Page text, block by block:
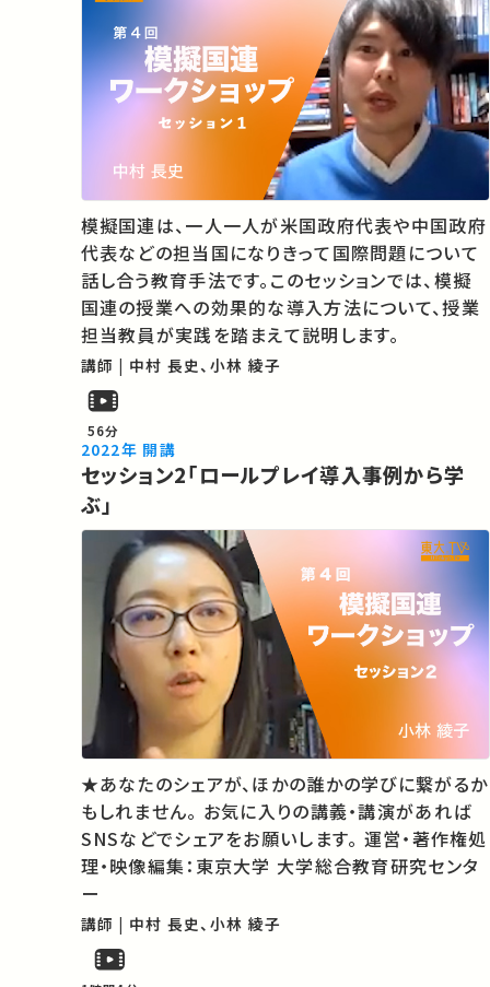
模擬国連は、一人一人が米国政府代表や中国政府
代表などの担当国になりきって国際問題について
話し合う教育手法です。このセッションでは、模擬
国連の授業への効果的な導入方法について、授業
担当教員が実践を踏まえて説明します。
講師 | 中村 長史、小林 綾子
56分
2022年 開講
セッション2「ロールプレイ導入事例から学
ぶ」
★あなたのシェアが、ほかの誰かの学びに繋がるか
もしれません。 お気に入りの講義・講演があれば
SNSなどでシェアをお願いします。 運営・著作権処
理・映像編集：東京大学 大学総合教育研究センタ
ー
講師 | 中村 長史、小林 綾子